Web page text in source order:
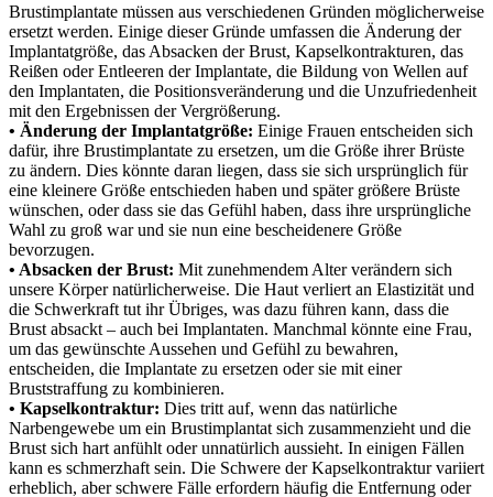
Brustimplantate müssen aus verschiedenen Gründen möglicherweise
ersetzt werden. Einige dieser Gründe umfassen die Änderung der
Implantatgröße, das Absacken der Brust, Kapselkontrakturen, das
Reißen oder Entleeren der Implantate, die Bildung von Wellen auf
den Implantaten, die Positionsveränderung und die Unzufriedenheit
mit den Ergebnissen der Vergrößerung.
• Änderung der Implantatgröße: Einige Frauen entscheiden sich
dafür, ihre Brustimplantate zu ersetzen, um die Größe ihrer Brüste
zu ändern. Dies könnte daran liegen, dass sie sich ursprünglich für
eine kleinere Größe entschieden haben und später größere Brüste
wünschen, oder dass sie das Gefühl haben, dass ihre ursprüngliche
Wahl zu groß war und sie nun eine bescheidenere Größe
bevorzugen.
• Absacken der Brust: Mit zunehmendem Alter verändern sich
unsere Körper natürlicherweise. Die Haut verliert an Elastizität und
die Schwerkraft tut ihr Übriges, was dazu führen kann, dass die
Brust absackt – auch bei Implantaten. Manchmal könnte eine Frau,
um das gewünschte Aussehen und Gefühl zu bewahren,
entscheiden, die Implantate zu ersetzen oder sie mit einer
Bruststraffung zu kombinieren.
• Kapselkontraktur: Dies tritt auf, wenn das natürliche
Narbengewebe um ein Brustimplantat sich zusammenzieht und die
Brust sich hart anfühlt oder unnatürlich aussieht. In einigen Fällen
kann es schmerzhaft sein. Die Schwere der Kapselkontraktur variiert
erheblich, aber schwere Fälle erfordern häufig die Entfernung oder